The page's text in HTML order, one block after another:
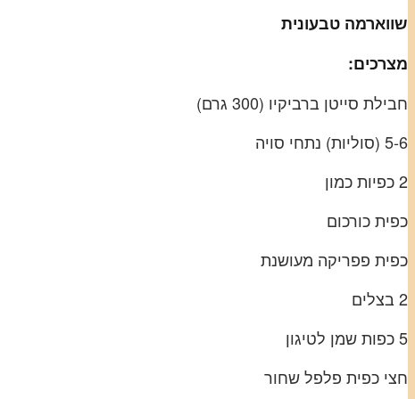
שווארמה טבעונית
מצרכים:
חבילת סייטן ברביקיו (300 גרם)
5-6 (סוליות) נתחי סויה
2 כפיות כמון
כפית כורכום
כפית פפריקה מעושנת
2 בצלים
5 כפות שמן לטיגון
חצי כפית פלפל שחור